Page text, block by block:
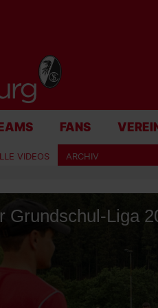
FANS VEREIN
VIDEOS ARCHIV
Grundschul-Liga